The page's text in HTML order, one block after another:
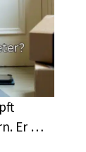
Er …